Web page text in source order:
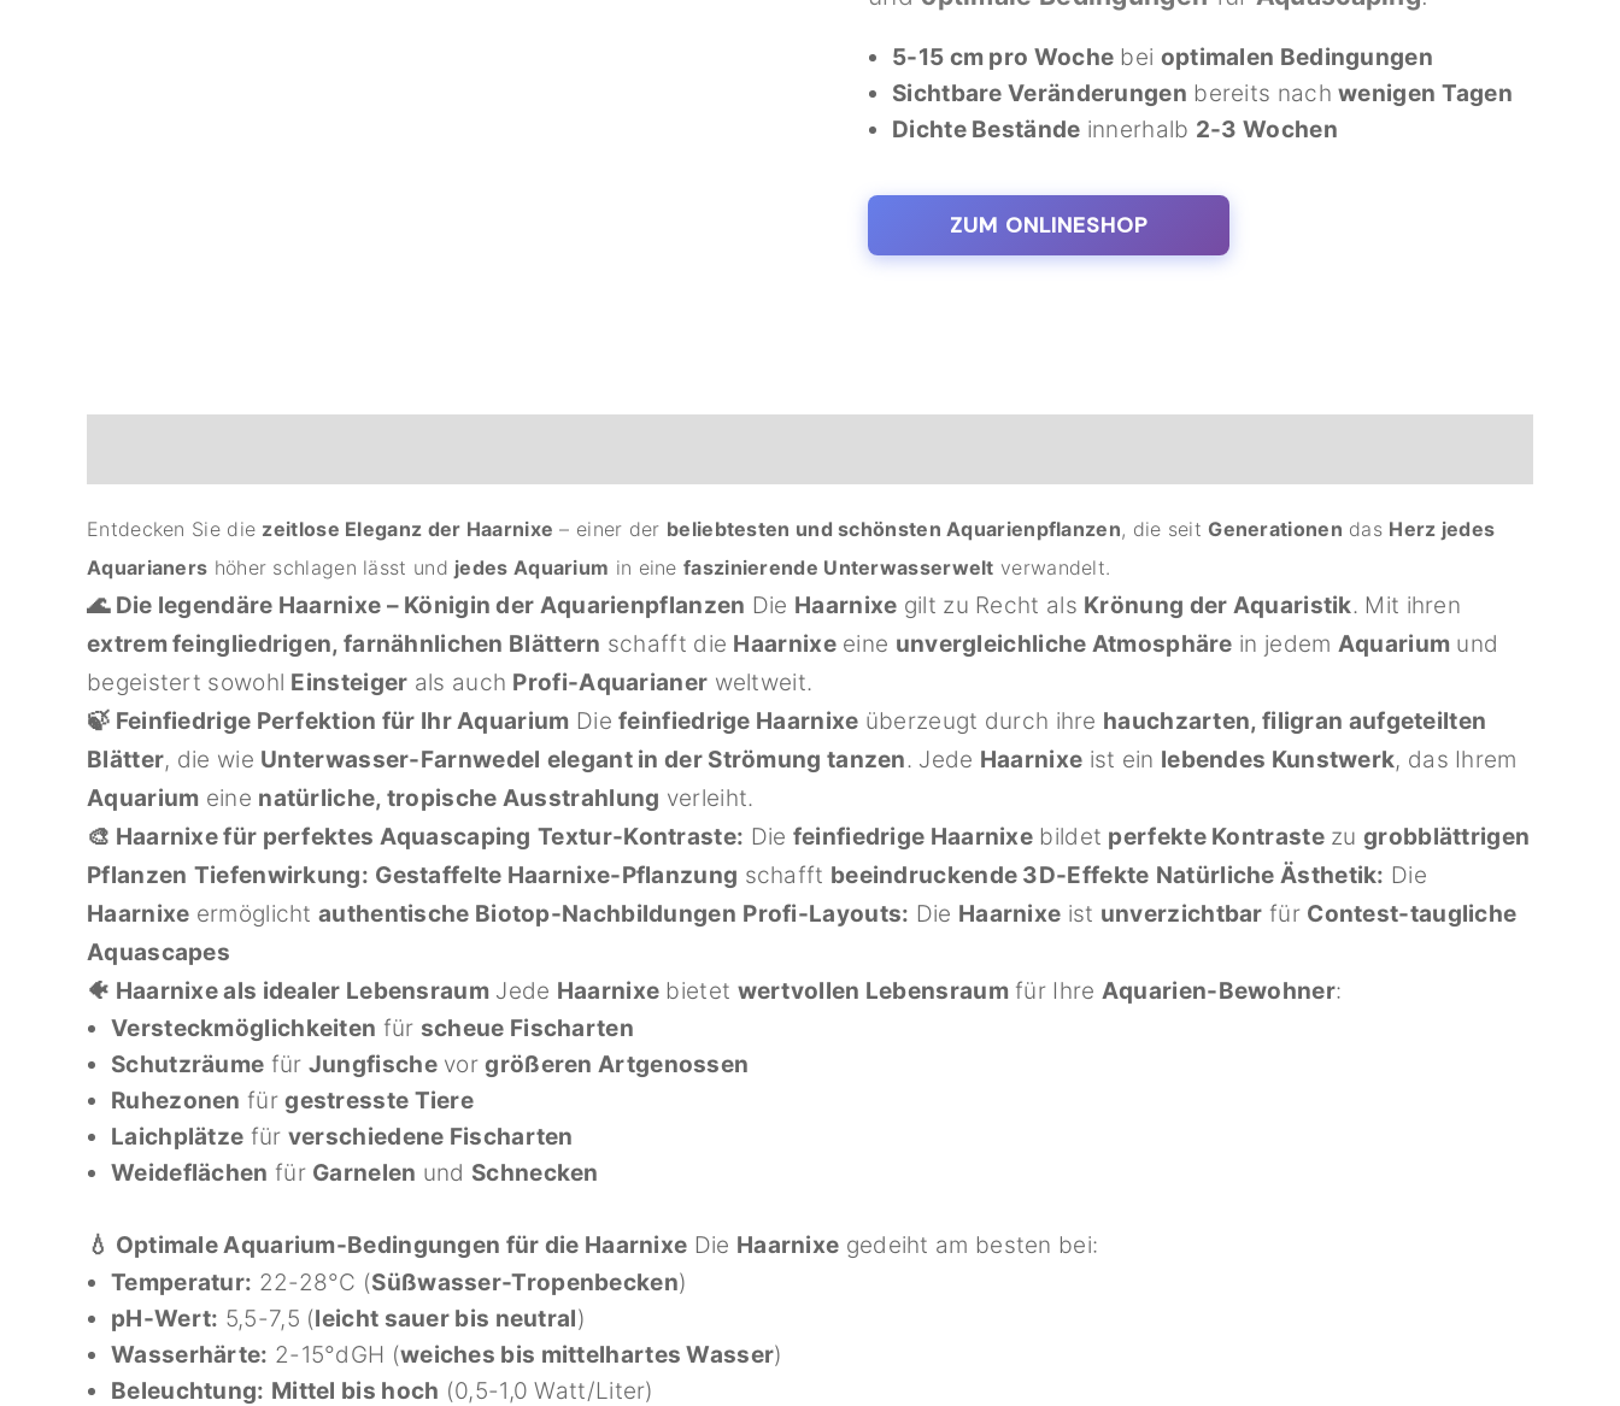
5-15 cm pro Woche bei optimalen Bedingungen
Sichtbare Veränderungen bereits nachwenigen Tagen
Dichte Bestände innerhalb 2-3 Wochen
ZUM ONLINESHOP
Entdecken Sie die zeitlose Eleganz der Haarnixe – einer der beliebtesten und schönsten Aquarienpflanzen, die seit Generationen das Herz jedes
Aquarianers höher schlagen lässt und jedes Aquarium in einefaszinierende Unterwasserwelt verwandelt.
🌊 Die legendäre Haarnixe – Königin der Aquarienpflanzen Die Haarnixe gilt zu Recht als Krönung der Aquaristik. Mit ihren
extrem feingliedrigen, farnähnlichen Blättern schafft die Haarnixeeine unvergleichliche Atmosphäre in jedem Aquarium und
begeistert sowohl Einsteiger als auch Profi-Aquarianer weltweit.
🍃 Feinfiedrige Perfektion für Ihr Aquarium Diefeinfiedrige Haarnixe überzeugt durch ihre hauchzarten, filigran aufgeteilten
Blätter, die wie Unterwasser-Farnwedel elegant in der Strömung tanzen. Jede Haarnixe ist ein lebendes Kunstwerk, das Ihrem
Aquarium eine natürliche, tropische Ausstrahlung verleiht.
🎨 Haarnixe für perfektes Aquascaping Textur-Kontraste: Die feinfiedrige Haarnixe bildet perfekte Kontrastezugrobblättrigen
Pflanzen Tiefenwirkung: Gestaffelte Haarnixe-Pflanzung schafft beeindruckende 3D-Effekte Natürliche Ästhetik: Die
Haarnixe ermöglichtauthentische Biotop-Nachbildungen Profi-Layouts: Die Haarnixe ist unverzichtbar für Contest-taugliche
Aquascapes
🐠 Haarnixe als idealer LebensraumJede Haarnixe bietet wertvollen Lebensraumfür Ihre Aquarien-Bewohner:
Versteckmöglichkeiten für scheue Fischarten
Schutzräume für Jungfischevorgrößeren Artgenossen
Ruhezonen fürgestresste Tiere
Laichplätze für verschiedene Fischarten
Weideflächen für Garnelen und Schnecken
💧 Optimale Aquarium-Bedingungen für die Haarnixe Die Haarnixe gedeiht am besten bei:
Temperatur: 22-28°C (Süßwasser-Tropenbecken)
pH-Wert: 5,5-7,5 (leicht sauer bis neutral)
Wasserhärte: 2-15°dGH (weiches bis mittelhartes Wasser)
Beleuchtung: Mittel bis hoch (0,5-1,0 Watt/Liter)